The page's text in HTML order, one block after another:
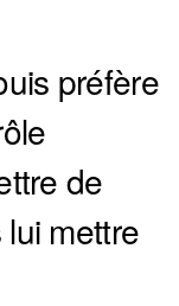
préfère
de
mettre